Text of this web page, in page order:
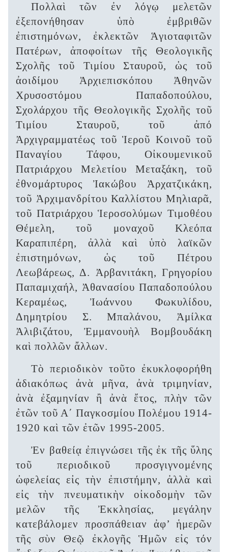
Πολλαὶ τῶν ἐν λόγῳ μελετῶν
ἐξεπονήθησαν ὑπὸ ἐμβριθῶν
ἐπιστημόνων, ἐκλεκτῶν Ἁγιοταφιτῶν
Πατέρων, ἀποφοίτων τῆς Θεολογικῆς
Σχολῆς τοῦ Τιμίου Σταυροῦ, ὡς τοῦ
ἀοιδίμου Ἀρχιεπισκόπου Ἀθηνῶν
Χρυσοστόμου Παπαδοπούλου,
Σχολάρχου τῆς Θεολογικῆς Σχολῆς τοῦ
Τιμίου Σταυροῦ, τοῦ ἀπό
Ἀρχιγραμματέως τοῦ Ἱεροῦ Κοινοῦ τοῦ
Παναγίου Τάφου, Οἰκουμενικοῦ
Πατριάρχου Μελετίου Μεταξάκη, τοῦ
ἐθνομάρτυρος Ἰακώβου Ἀρχατζικάκη,
τοῦ Ἀρχιμανδρίτου Καλλίστου Μηλιαρᾶ,
τοῦ Πατριάρχου Ἱεροσολύμων Τιμοθέου
Θέμελη, τοῦ μοναχοῦ Κλεόπα
Καραπιπέρη, ἀλλὰ καὶ ὑπὸ λαϊκῶν
ἐπιστημόνων, ὡς τοῦ Πέτρου
Λεωβάρεως, Δ. Ἀρβανιτάκη, Γρηγορίου
Παπαμιχαήλ, Ἀθανασίου Παπαδοπούλου
Κεραμέως, Ἰωάννου Φωκυλίδου,
Δημητρίου Σ. Μπαλάνου, Ἀμίλκα
Ἀλιβιζάτου, Ἐμμανουὴλ Βομβουδάκη
καὶ πολλῶν ἄλλων.
Τὸ περιοδικὸν τοῦτο ἐκυκλοφορήθη
ἀδιακόπως ἀνὰ μῆνα, ἀνὰ τριμηνίαν,
ἀνὰ ἐξαμηνίαν ἢ ἀνὰ ἔτος, πλὴν τῶν
ἐτῶν τοῦ Α΄ Παγκοσμίου Πολέμου 1914-
1920 καὶ τῶν ἐτῶν 1995-2005.
Ἐν βαθείᾳ ἐπιγνώσει τῆς ἐκ τῆς ὕλης
τοῦ περιοδικοῦ προσγιγνομένης
ὠφελείας εἰς τὴν ἐπιστήμην, ἀλλὰ καὶ
εἰς τὴν πνευματικὴν οἰκοδομὴν τῶν
μελῶν τῆς Ἐκκλησίας, μεγάλην
κατεβάλομεν προσπάθειαν ἀφ’ ἡμερῶν
τῆς σὺν Θεῷ ἐκλογῆς Ἡμῶν εἰς τόν